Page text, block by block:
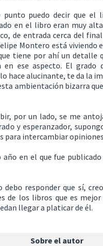
puedo decir que el
en el libro eran muy
de entrada cerca del
Montero está viviendo
tiene por ahí un detalle
ese aspecto. El grado
hace alucinante, te da la
ambientación bizarra
por un lado, se me
y esperanzador,
para intercambiar
en el que fue
responder que sí,
de los libros que es
llegar a platicar de él.
Sobre el autor